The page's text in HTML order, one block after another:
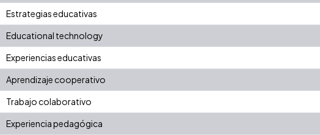
Estrategias educativas
Educational technology
Experiencias educativas
Aprendizaje cooperativo
Trabajo colaborativo
Experiencia pedagógica